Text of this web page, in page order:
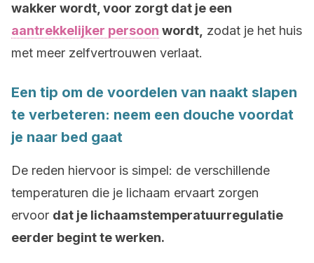
wakker wordt, voor zorgt dat je een
aantrekkelijker persoon wordt, zodat je het huis
met meer zelfvertrouwen verlaat.
Een tip om de voordelen van naakt slapen
te verbeteren: neem een douche voordat
je naar bed gaat
De reden hiervoor is simpel: de verschillende
temperaturen die je lichaam ervaart zorgen
ervoor dat je lichaamstemperatuurregulatie
eerder begint te werken.